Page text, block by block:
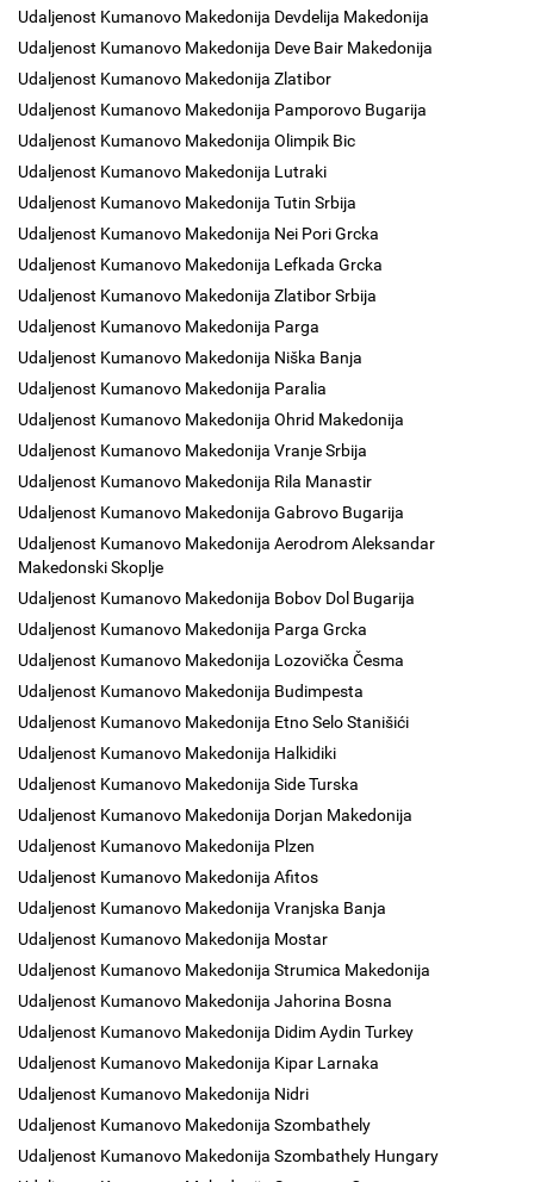
Udaljenost Kumanovo Makedonija Devdelija Makedonija
Udaljenost Kumanovo Makedonija Deve Bair Makedonija
Udaljenost Kumanovo Makedonija Zlatibor
Udaljenost Kumanovo Makedonija Pamporovo Bugarija
Udaljenost Kumanovo Makedonija Olimpik Bic
Udaljenost Kumanovo Makedonija Lutraki
Udaljenost Kumanovo Makedonija Tutin Srbija
Udaljenost Kumanovo Makedonija Nei Pori Grcka
Udaljenost Kumanovo Makedonija Lefkada Grcka
Udaljenost Kumanovo Makedonija Zlatibor Srbija
Udaljenost Kumanovo Makedonija Parga
Udaljenost Kumanovo Makedonija Niška Banja
Udaljenost Kumanovo Makedonija Paralia
Udaljenost Kumanovo Makedonija Ohrid Makedonija
Udaljenost Kumanovo Makedonija Vranje Srbija
Udaljenost Kumanovo Makedonija Rila Manastir
Udaljenost Kumanovo Makedonija Gabrovo Bugarija
Udaljenost Kumanovo Makedonija Aerodrom Aleksandar
Makedonski Skoplje
Udaljenost Kumanovo Makedonija Bobov Dol Bugarija
Udaljenost Kumanovo Makedonija Parga Grcka
Udaljenost Kumanovo Makedonija Lozovička Česma
Udaljenost Kumanovo Makedonija Budimpesta
Udaljenost Kumanovo Makedonija Etno Selo Stanišići
Udaljenost Kumanovo Makedonija Halkidiki
Udaljenost Kumanovo Makedonija Side Turska
Udaljenost Kumanovo Makedonija Dorjan Makedonija
Udaljenost Kumanovo Makedonija Plzen
Udaljenost Kumanovo Makedonija Afitos
Udaljenost Kumanovo Makedonija Vranjska Banja
Udaljenost Kumanovo Makedonija Mostar
Udaljenost Kumanovo Makedonija Strumica Makedonija
Udaljenost Kumanovo Makedonija Jahorina Bosna
Udaljenost Kumanovo Makedonija Didim Aydin Turkey
Udaljenost Kumanovo Makedonija Kipar Larnaka
Udaljenost Kumanovo Makedonija Nidri
Udaljenost Kumanovo Makedonija Szombathely
Udaljenost Kumanovo Makedonija Szombathely Hungary